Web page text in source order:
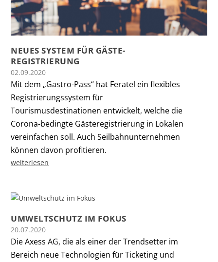
NEUES SYSTEM FÜR GÄSTE-
REGISTRIERUNG
02.09.2020
Mit dem „Gastro-Pass“ hat Feratel ein flexibles
Registrierungssystem für
Tourismusdestinationen entwickelt, welche die
Corona-bedingte Gästeregistrierung in Lokalen
vereinfachen soll. Auch Seilbahnunternehmen
können davon profitieren.
weiterlesen
UMWELTSCHUTZ IM FOKUS
20.07.2020
Die Axess AG, die als einer der Trendsetter im
Bereich neue Technologien für Ticketing und